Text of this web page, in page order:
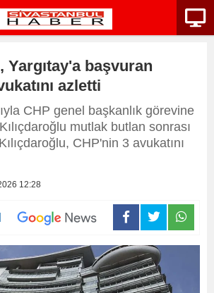
Yargıtay'a başvuran
azletti
CHP genel başkanlık görevine
mutlak butlan sonrası
CHP'nin 3 avukatını
12:28